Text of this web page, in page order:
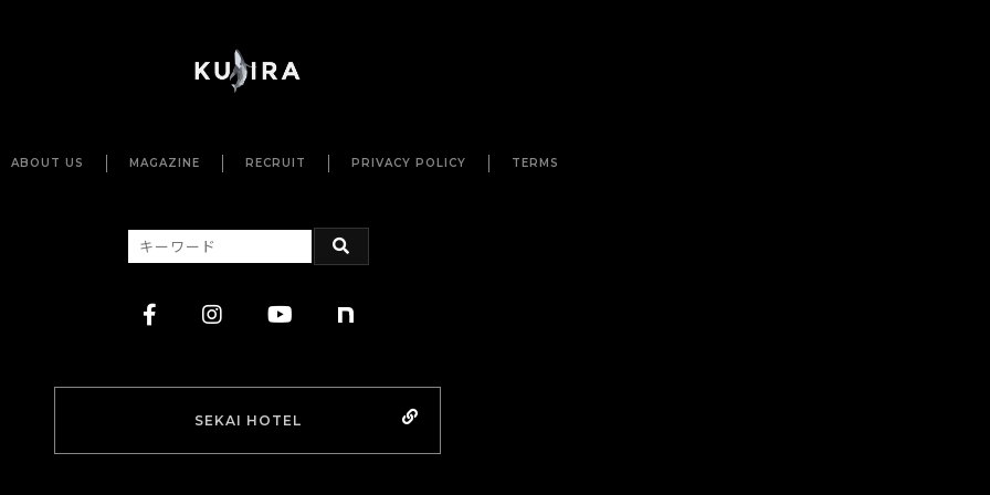
ABOUT US MAGAZINE RECRUIT PRIVACY POLICY TERMS
SEKAI HOTEL